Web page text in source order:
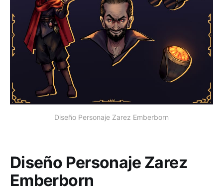
Diseño Personaje Zarez Emberborn
Diseño Personaje Zarez
Emberborn